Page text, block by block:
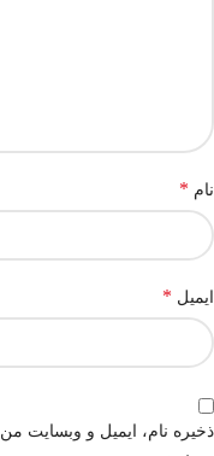
نام *
ایمیل *
ذخیره نام، ایمیل و وبسایت